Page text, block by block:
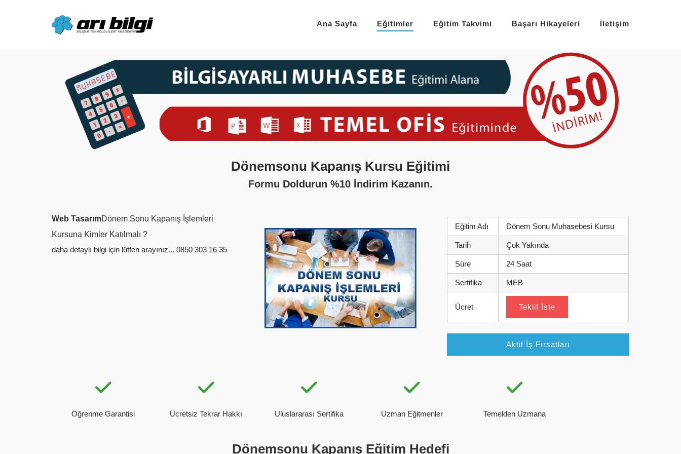
Ana Sayfa Eğitimler Eğitim Takvimi Başarı Hikayeleri İletişim
Dönemsonu Kapanış Kursu Eğitimi
Formu Doldurun %10 İndirim Kazanın.
Web TasarımDönem Sonu Kapanış İşlemleri
Kursuna Kimler Katılmalı ?
daha detaylı bilgi için lütfen arayınız... 0850 303 16 35
Eğitim Adı Dönem Sonu Muhasebesi Kursu
Tarih Çok Yakında
Süre 24 Saat
Sertifika MEB
Ücret Teklif İste
Aktif İş Fırsatları
Öğrenme Garantisi Ücretsiz Tekrar Hakkı Uluslararası Sertifika Uzman Eğitmenler Temelden Uzmana
Dönemsonu Kapanış Eğitim Hedefi